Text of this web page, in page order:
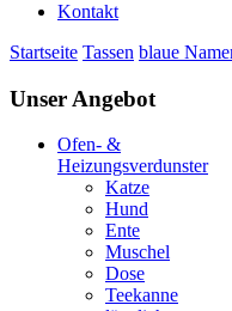
Kontakt
Startseite Tassen blaue
Unser Angebot
Ofen- &
Heizungsverdunster
Katze
Hund
Ente
Muschel
Dose
Teekanne